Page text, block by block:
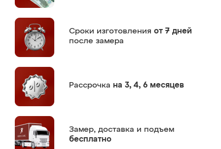
Сроки изготовления от 7 дней
после замера
Рассрочка на 3, 4, 6 месяцев
Замер, доставка и подъем
бесплатно